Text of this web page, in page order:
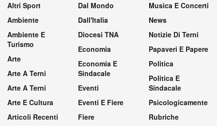
Altri Sport
Ambiente
Ambiente E
Turismo
Arte
Arte A Terni
Arte A Terni
Arte E Cultura
Articoli Recenti
Dal Mondo
Dall'Italia
Diocesi TNA
Economia
Economia E
Sindacale
Eventi
Eventi E Fiere
Fiere
Musica E Concerti
News
Notizie Di Terni
Papaveri E Papere
Politica
Politica E
Sindacale
Psicologicamente
Rubriche